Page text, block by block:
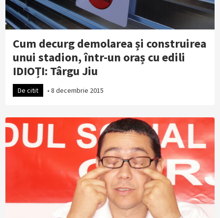
Cum decurg demolarea și construirea
unui stadion, într-un oraș cu edili
IDIOȚI: Târgu Jiu
De citit • 8 decembrie 2015